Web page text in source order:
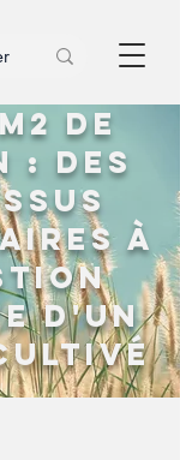
de
: des
à
d'un